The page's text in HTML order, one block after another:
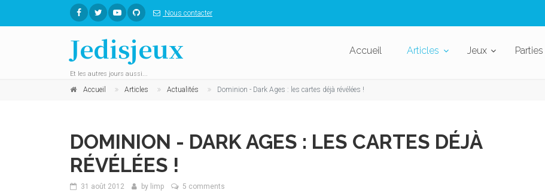
Nous contacter
Jedisjeux
Et les autres jours aussi...
Accueil Articles Jeux Parties
Accueil Articles Actualités Dominion - Dark Ages : les cartes déjà révélées !
DOMINION - DARK AGES : LES CARTES DÉJÀ
RÉVÉLÉES !
31 août 2012 by limp 5 comments